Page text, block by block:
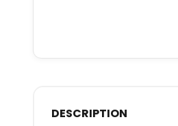
DESCRIPTION